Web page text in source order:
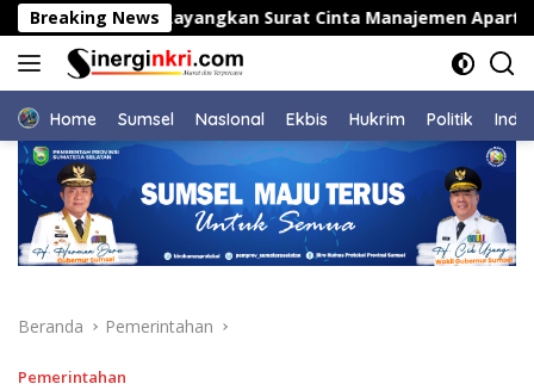
Langsung
ke
konten
Breaking News
Layangkan Surat Cinta Manajemen Apartemen
Home Sumsel NasIonal Ekbis Hukrim Politik
Beranda Pemerintahan
Pemerintahan